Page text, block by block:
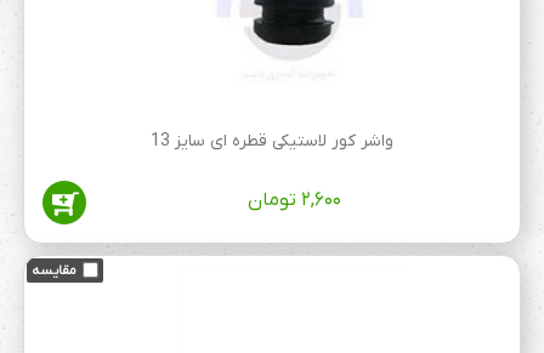
واشر کور لاستیکی قطره ای سایز 13
۲,۶۰۰ تومان